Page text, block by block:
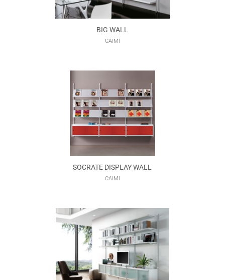
BIG WALL
CAIMI
SOCRATE DISPLAY WALL
CAIMI